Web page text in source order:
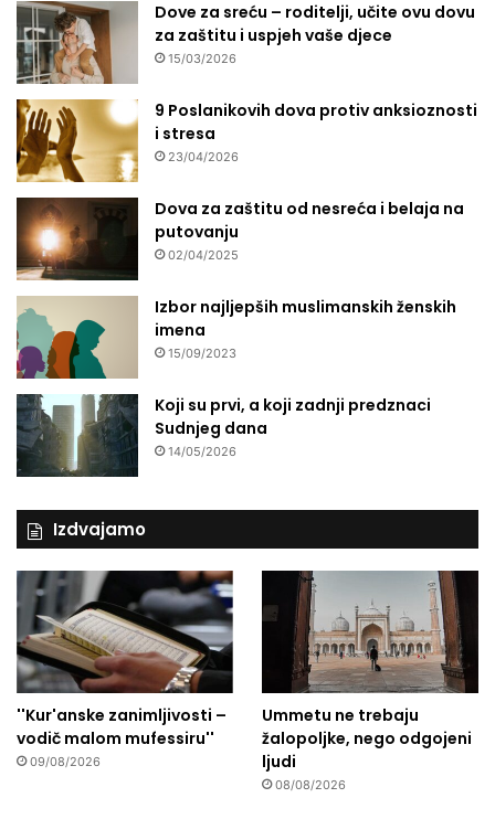
Dove za sreću – roditelji, učite ovu dovu
za zaštitu i uspjeh vaše djece
15/03/2026
9 Poslanikovih dova protiv anksioznosti
i stresa
23/04/2026
Dova za zaštitu od nesreća i belaja na
putovanju
02/04/2025
Izbor najljepših muslimanskih ženskih
imena
15/09/2023
Koji su prvi, a koji zadnji predznaci
Sudnjeg dana
14/05/2026
Izdvajamo
''Kur'anske zanimljivosti –
vodič malom mufessiru''
09/08/2026
Ummetu ne trebaju
žalopoljke, nego odgojeni
ljudi
08/08/2026